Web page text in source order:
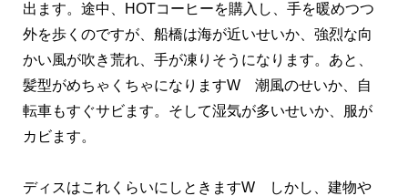
出ます。途中、HOTコーヒーを購入し、手を暖めつつ
外を歩くのですが、船橋は海が近いせいか、強烈な向
かい風が吹き荒れ、手が凍りそうになります。あと、
髪型がめちゃくちゃになりますW 潮風のせいか、自
転車もすぐサビます。そして湿気が多いせいか、服が
カビます。
ディスはこれくらいにしときますW しかし、建物や